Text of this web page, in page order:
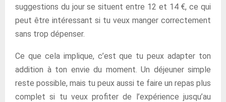
suggestions du jour se situent entre 12 et 14 €, ce qui
peut être intéressant si tu veux manger correctement
sans trop dépenser.
Ce que cela implique, c’est que tu peux adapter ton
addition à ton envie du moment. Un déjeuner simple
reste possible, mais tu peux aussi te faire un repas plus
complet si tu veux profiter de l’expérience jusqu’au